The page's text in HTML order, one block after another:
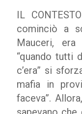
IL
cominciò a
Mauceri,
“quando tutti
c’era” si
mafia in
faceva”.